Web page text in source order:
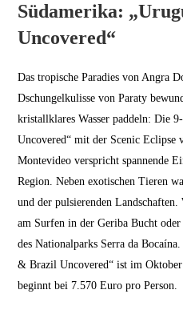
Südamerika:
Uncovered“
Das tropische Paradies von Angra
Dschungelkulisse von Paraty
kristallklares Wasser paddeln: Die
Uncovered“ mit der Scenic Eclipse
Montevideo verspricht spannende
Region. Neben exotischen Tieren
und der pulsierenden
am Surfen in der Geriba Bucht
des Nationalparks Serra da
& Brazil Uncovered“ ist im
beginnt bei 7.570 Euro pro Person.